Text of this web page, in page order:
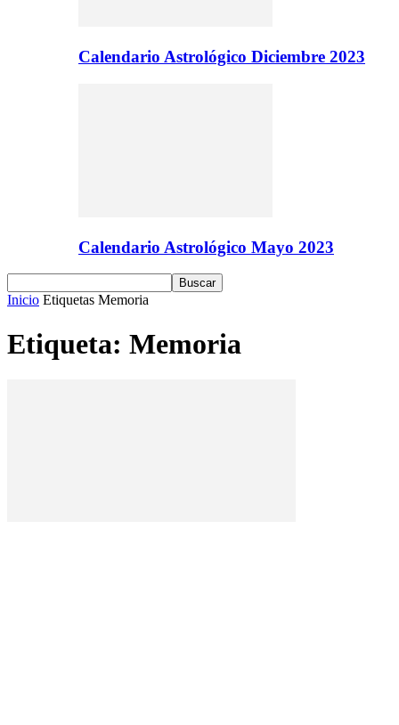
Calendario Astrológico Diciembre 2023
Calendario Astrológico Mayo 2023
Inicio Etiquetas Memoria
Etiqueta: Memoria